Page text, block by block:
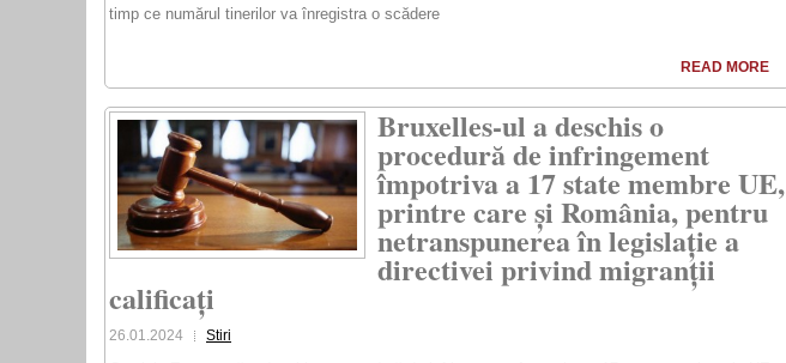
timp ce numărul tinerilor va înregistra o scădere
READ MORE
Bruxelles-ul a deschis o
procedură de infringement
împotriva a 17 state membre UE,
printre care și România, pentru
netranspunerea în legislație a
directivei privind migranții
calificați
26.01.2024 Stiri